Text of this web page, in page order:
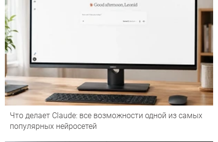
Что делает Сlaude: все возможности одной из самых
популярных нейросетей